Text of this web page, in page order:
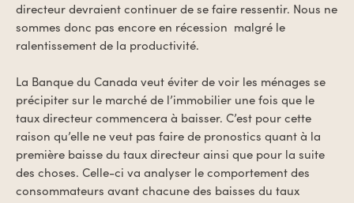
directeur devraient continuer de se faire ressentir. Nous ne
sommes donc pas encore en récession malgré le
ralentissement de la productivité.
La Banque du Canada veut éviter de voir les ménages se
précipiter sur le marché de l’immobilier une fois que le
taux directeur commencera à baisser. C’est pour cette
raison qu’elle ne veut pas faire de pronostics quant à la
première baisse du taux directeur ainsi que pour la suite
des choses. Celle-ci va analyser le comportement des
consommateurs avant chacune des baisses du taux